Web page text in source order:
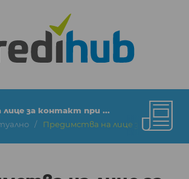
за контакт при ...
Предимства на лице за